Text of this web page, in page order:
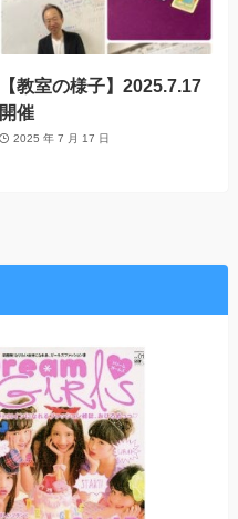
【教室の様子】2025.7.17
開催
2025 年 7 月 17 日